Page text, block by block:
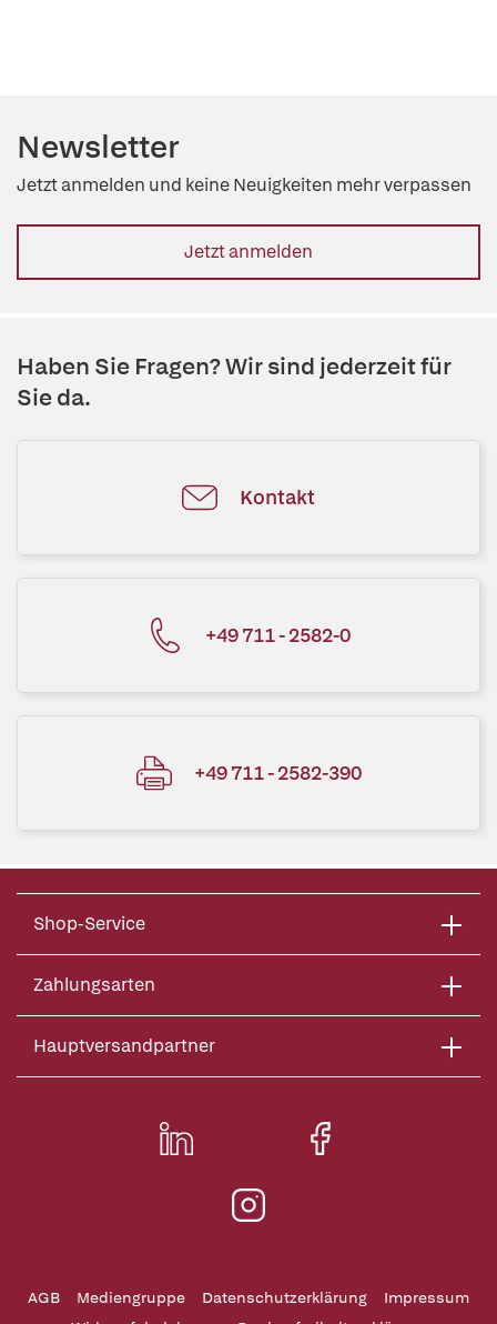
Newsletter
Jetzt anmelden und keine Neuigkeiten mehr verpassen
Jetzt anmelden
Haben Sie Fragen? Wir sind jederzeit für
Sie da.
Kontakt
+49 711 - 2582-0
+49 711 - 2582-390
Shop-Service
Zahlungsarten
Hauptversandpartner
AGB Mediengruppe Datenschutzerklärung
Impressum